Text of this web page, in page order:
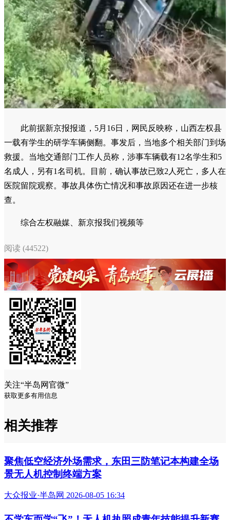
一载有学生的研学车辆侧翻。事发后，当地多个相关部门到场
救援。当地交通部门工作人员称，涉事车辆载有12名学生和5
名成人，另有1名司机。目前，确认事故已致2人死亡，多人在
医院留院观察。事故具体伤亡情况和事故原因还在进一步核
查。
综合左权融媒、新京报我们视频等
阅读 (44522)
关注“半岛网官微”
相关推荐